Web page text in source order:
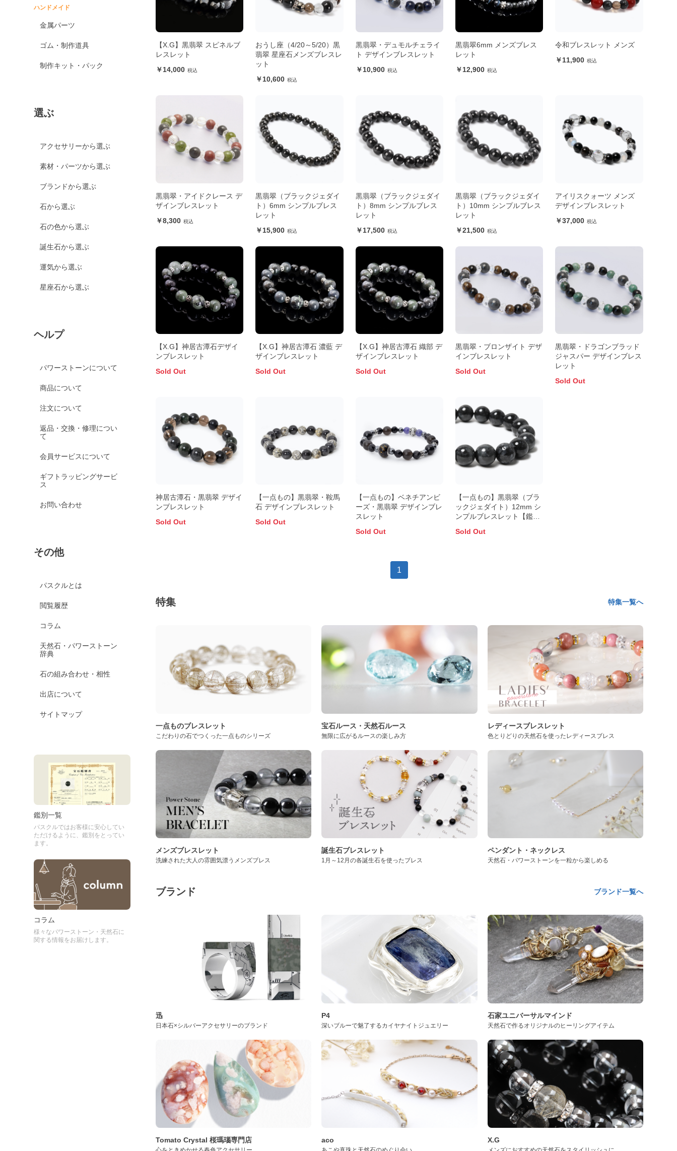
ハンドメイド
金属パーツ
ゴム・制作道具
制作キット・パック
選ぶ
アクセサリーから選ぶ
素材・パーツから選ぶ
ブランドから選ぶ
石から選ぶ
石の色から選ぶ
誕生石から選ぶ
運気から選ぶ
星座石から選ぶ
ヘルプ
パワーストーンについて
商品について
注文について
返品・交換・修理につい
て
会員サービスについて
ギフトラッピングサービ
ス
お問い合わせ
その他
パスクルとは
閲覧履歴
コラム
天然石・パワーストーン
辞典
石の組み合わせ・相性
出店について
サイトマップ
鑑別一覧
パスクルではお客様に安心してい
ただけるように、鑑別をとってい
ます。
コラム
様々なパワーストーン・天然石に
関する情報をお届けします。
【X.G】黒翡翠 スピネルブ
レスレット
14,000
おうし座（4/20～5/20）黒
翡翠 星座石メンズブレスレ
ット
10,600
黒翡翠・デュモルチェライ
ト デザインブレスレット
10,900
黒翡翠6mm メンズブレス
レット
12,900
令和ブレスレット メンズ
11,900
黒翡翠・アイドクレース デ
ザインブレスレット
8,300
黒翡翠（ブラックジェダイ
ト）6mm シンプルブレス
レット
15,900
黒翡翠（ブラックジェダイ
ト）8mm シンプルブレス
レット
17,500
黒翡翠（ブラックジェダイ
ト）10mm シンプルブレス
レット
21,500
アイリスクォーツ メンズ
デザインブレスレット
37,000
【X.G】神居古潭石デザイ
ンブレスレット
Sold Out
【X.G】神居古潭石 濃藍 デ
ザインブレスレット
Sold Out
【X.G】神居古潭石 織部 デ
ザインブレスレット
Sold Out
黒翡翠・ブロンザイト デザ
インブレスレット
Sold Out
黒翡翠・ドラゴンブラッド
ジャスパー デザインブレス
レット
Sold Out
神居古潭石・黒翡翠 デザイ
ンブレスレット
Sold Out
【一点もの】黒翡翠・鞍馬
石 デザインブレスレット
Sold Out
【一点もの】ベネチアンビ
ーズ・黒翡翠 デザインブレ
スレット
Sold Out
【一点もの】黒翡翠（ブラ
ックジェダイト）12mm シ
ンプルブレスレット【鑑別
Sold Out
1
特集 特集一覧へ
一点ものブレスレット
こだわりの石でつくった一点ものシリーズ
宝石ルース・天然石ルース
無限に広がるルースの楽しみ方
レディースブレスレット
色とりどりの天然石を使ったレディースブレス
メンズブレスレット
洗練された大人の雰囲気漂うメンズブレス
誕生石ブレスレット
1月～12月の各誕生石を使ったブレス
ペンダント・ネックレス
天然石・パワーストーンを一粒から楽しめる
ブランド ブランド一覧へ
迅
日本石×シルバーアクセサリーのブランド
P4
深いブルーで魅了するカイヤナイトジュエリー
石家ユニバーサルマインド
天然石で作るオリジナルのヒーリングアイテム
Tomato Crystal 桜瑪瑙専門店 aco X.G